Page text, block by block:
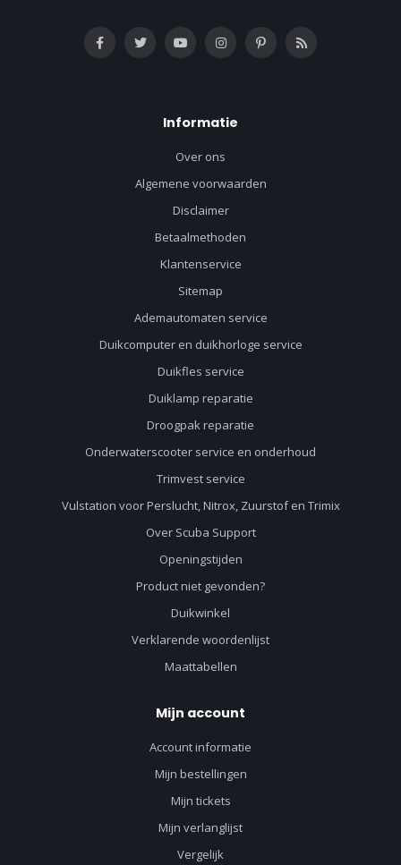
Informatie
Over ons
Algemene voorwaarden
Disclaimer
Betaalmethoden
Klantenservice
Sitemap
Ademautomaten service
Duikcomputer en duikhorloge service
Duikfles service
Duiklamp reparatie
Droogpak reparatie
Onderwaterscooter service en onderhoud
Trimvest service
Vulstation voor Perslucht, Nitrox, Zuurstof en Trimix
Over Scuba Support
Openingstijden
Product niet gevonden?
Duikwinkel
Verklarende woordenlijst
Maattabellen
Mijn account
Account informatie
Mijn bestellingen
Mijn tickets
Mijn verlanglijst
Vergelijk